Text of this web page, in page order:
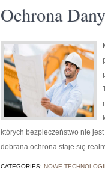
Ochrona
których bezpieczeństwo nie
dobrana ochrona staje się
CATEGORIES: NOWE